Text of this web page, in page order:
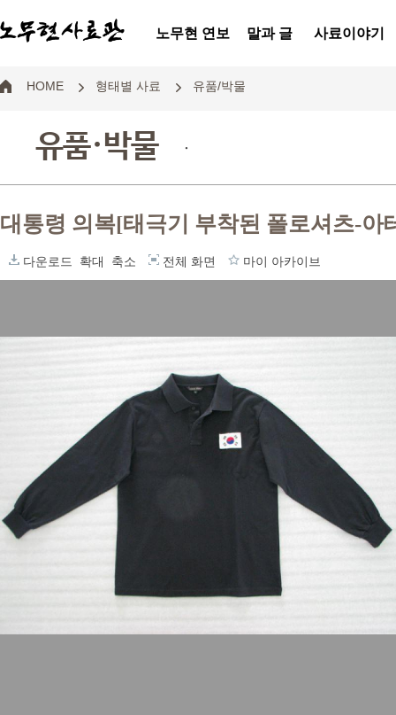
노무현 연보 말과 글 사료이야기
HOME 형태별 사료 유품/박물
유품·박물 .
대통령 의복[태극기 부착된 폴로셔츠-아
다운로드 확대 축소 전체 화면 마이 아카이브